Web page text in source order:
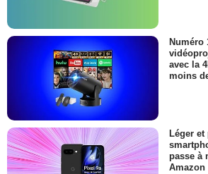
Numéro
avec la
moins
Léger
passe à
Amazon